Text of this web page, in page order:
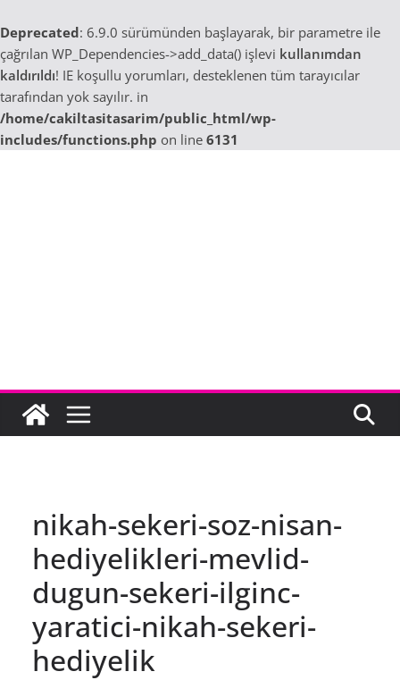
Deprecated: 6.9.0 sürümünden başlayarak, bir parametre ile
çağrılan WP_Dependencies->add_data() işlevi kullanımdan
kaldırıldı! IE koşullu yorumları, desteklenen tüm tarayıcılar
tarafından yok sayılır. in
/home/cakiltasitasarim/public_html/wp-
includes/functions.php on line 6131
nikah-sekeri-soz-nisan-
hediyelikleri-mevlid-
dugun-sekeri-ilginc-
yaratici-nikah-sekeri-
hediyelik